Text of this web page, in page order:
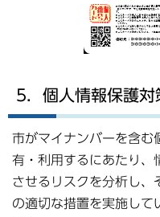
5．個人情報保護対
市がマイナンバーを含む
有・利用するにあたり、
させるリスクを分析し、
の適切な措置を実施して